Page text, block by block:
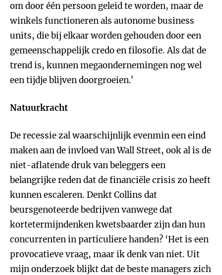
om door één persoon geleid te worden, maar de
winkels functioneren als autonome business
units, die bij elkaar worden gehouden door een
gemeenschappelijk credo en filosofie. Als dat de
trend is, kunnen megaondernemingen nog wel
een tijdje blijven doorgroeien.’
Natuurkracht
De recessie zalwaarschijnlijkevenmin een eind
maken aan de invloed van Wall Street, ook al is de
niet-aflatende druk van beleggers een
belangrijke reden dat de financiële crisis zo heeft
kunnen escaleren. Denkt Collins dat
beursgenoteerde bedrijven vanwege dat
kortetermijndenken kwetsbaarder zijn dan hun
concurrenten in particuliere handen? ‘Het is een
provocatieve vraag, maar ik denk van niet. Uit
mijn onderzoek blijkt dat de beste managers zich